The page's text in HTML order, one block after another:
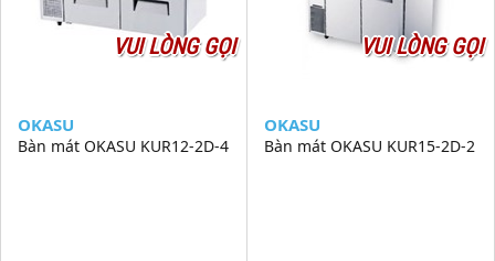
VUI LÒNG GỌI
OKASU
Bàn mát OKASU KUR12-2D-4
VUI LÒNG GỌI
OKASU
Bàn mát OKASU KUR15-2D-2